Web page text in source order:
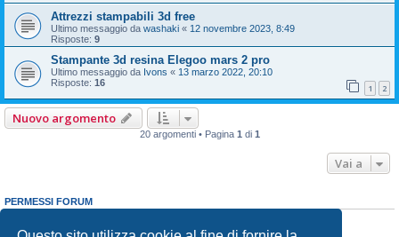
Attrezzi stampabili 3d free
Ultimo messaggio da washaki « 12 novembre 2023, 8:49
Risposte: 9
Stampante 3d resina Elegoo mars 2 pro
Ultimo messaggio da Ivons « 13 marzo 2022, 20:10
Risposte: 16 1 2
Nuovo argomento
20 argomenti • Pagina 1 di 1
Vai a
PERMESSI FORUM
Non puoirispondere negli argomenti